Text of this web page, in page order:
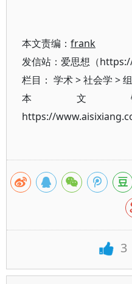
本文责编： frank
发信站：爱思想（
栏目： 学术>社会学 >
本文
https://
3